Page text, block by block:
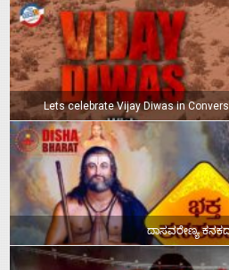
Lets celebrate Vijay Diwas in
ದಾಸವರೇಣ್ಯ